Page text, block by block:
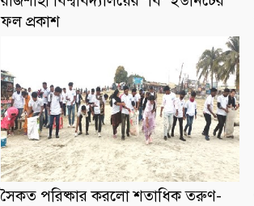
ফল প্রকাশ
সৈকত পরিষ্কার করলো শতাধিক তরুণ-